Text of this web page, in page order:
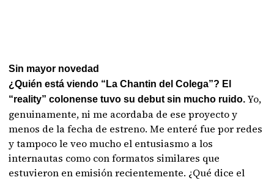
Sin mayor novedad
¿Quién está viendo “La Chantin del Colega”? El
“reality” colonense tuvo su debut sin mucho ruido.Yo,
genuinamente, ni me acordaba de ese proyecto y
menos de la fecha de estreno. Me enteré fue por redes
y tampoco le veo mucho el entusiasmo a los
internautas como con formatos similares que
estuvieron en emisión recientemente. ¿Qué dice el